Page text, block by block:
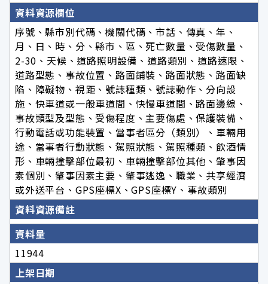
資料資源欄位
序號、縣市別代碼、機關代碼、市話、傳真、年、
月、日、時、分、縣市、區、死亡數量、受傷數量、
2-30、天候、道路照明設備、道路類別、道路速限、
道路型態、事故位置、路面鋪裝、路面狀態、路面缺
陷、障礙物、視距、號誌種類、號誌動作、分向設
施、快車道或一般車道間、快慢車道間、路面邊線、
事故類型及型態、受傷程度、主要傷處、保護裝備、
行動電話或功能裝置、當事者區分（類別）、車輛用
途、當事者行動狀態、駕照狀態、駕照種類、飲酒情
形、車輛撞擊部位最初、車輛撞擊部位其他、肇事因
素個別、肇事因素主要、肇事逃逸、職業、共享經濟
或外送平台、GPS座標X、GPS座標Y、事故類別
資料資源備註
資料量
11944
上架日期